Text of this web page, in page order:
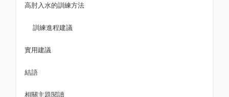
高肘入水的訓練方法
訓練進程建議
實用建議
結語
相關主題閱讀